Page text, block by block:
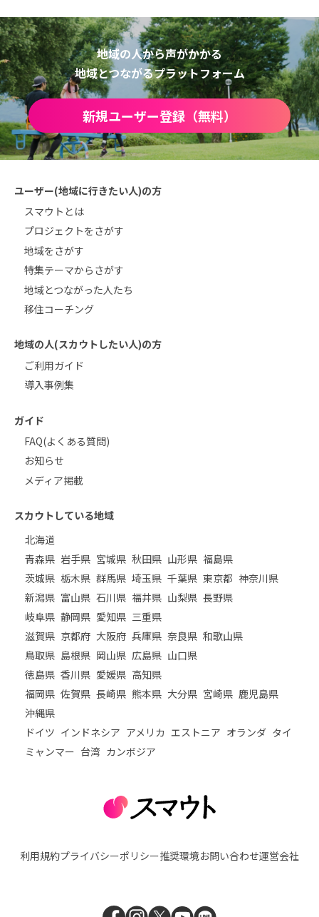
地域の人から声がかかる
地域とつながるプラットフォーム
新規ユーザー登録（無料）
ユーザー(地域に行きたい人)の方
スマウトとは
プロジェクトをさがす
地域をさがす
特集テーマからさがす
地域とつながった人たち
移住コーチング
地域の人(スカウトしたい人)の方
ご利用ガイド
導入事例集
ガイド
FAQ(よくある質問)
お知らせ
メディア掲載
スカウトしている地域
北海道
青森県 岩手県 宮城県 秋田県 山形県 福島県
茨城県 栃木県 群馬県 埼玉県 千葉県 東京都 神奈川県
新潟県 富山県 石川県 福井県 山梨県 長野県
岐阜県 静岡県 愛知県 三重県
滋賀県 京都府 大阪府 兵庫県 奈良県 和歌山県
鳥取県 島根県 岡山県 広島県 山口県
徳島県 香川県 愛媛県 高知県
福岡県 佐賀県 長崎県 熊本県 大分県 宮崎県 鹿児島県
沖縄県
ドイツ インドネシア アメリカ エストニア オランダ タイ
ミャンマー 台湾 カンボジア
利用規約プライバシーポリシー推奨環境お問い合わせ運営会社